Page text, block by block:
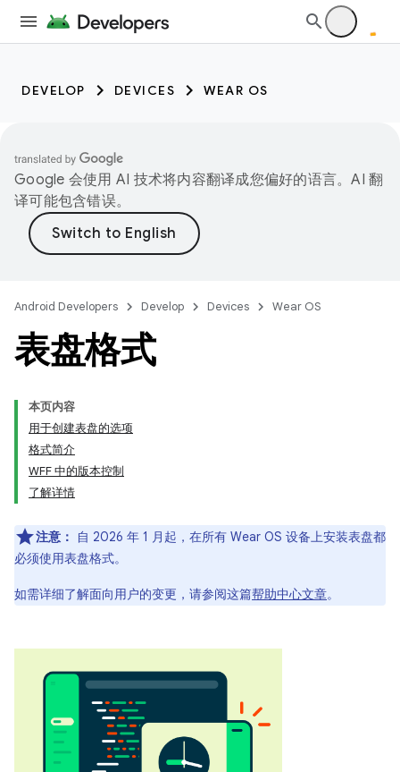
DEVELOP DEVICES WEAR OS
Google 会使用 AI 技术将内容翻译成您偏好的语言。AI 翻
译可能包含错误。
Android Developers Develop Devices Wear OS
表盘格式
本页内容
用于创建表盘的选项
格式简介
WFF 中的版本控制
了解详情
注意：
自 2026 年 1 月起，在所有 Wear OS 设备上安装表盘都
必须使用表盘格式。
如需详细了解面向用户的变更，请参阅这篇帮助中心文章。